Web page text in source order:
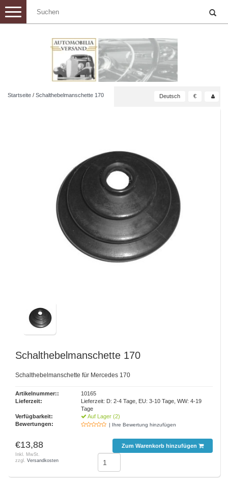
Toggle
navigation
Startseite / Schalthebelmanschette 170 Deutsch €
Schalthebelmanschette 170
Schalthebelmanschette für Mercedes 170
Artikelnummer::
10165
Lieferzeit:
Lieferzeit: D: 2-4 Tage, EU: 3-10 Tage, WW: 4-19
Tage
Verfügbarkeit:
Auf Lager (2)
Bewertungen:
| Ihre Bewertung hinzufügen
€13,88
Inkl. MwSt.
zzgl. Versandkosten
Zum Warenkorb hinzufügen